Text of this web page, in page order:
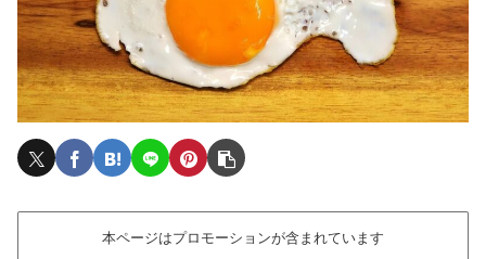
本ページはプロモーションが含まれています